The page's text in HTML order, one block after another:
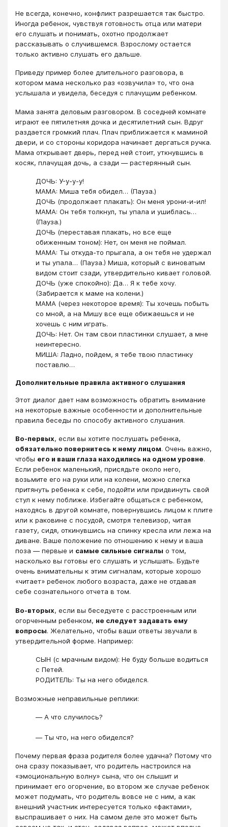
Не всегда, конечно, конфликт разрешается так быстро.
Иногда ребенок, чувствуя готовность отца или матери
его слушать и понимать, охотно продолжает
рассказывать о случившемся. Взрослому остается
только активно слушать его дальше.
Приведу пример более длительного разговора, в
котором мама несколько раз «озвучила» то, что она
услышала и увидела, беседуя с плачущим ребенком.
Мама занята деловым разговором. В соседней комнате
играют ее пятилетняя дочка и десятилетний сын. Вдруг
раздается громкий плач. Плач приближается к маминой
двери, и со стороны коридора начинает дергаться ручка.
Мама открывает дверь, перед ней стоит, уткнувшись в
косяк, плачущая дочь, а сзади ― растерянный сын.
ДОЧЬ: У-y-y-y!
МАМА: Миша тебя обидел… (Пауза.)
ДОЧЬ (продолжает плакать): Он меня урони-и-ил!
МАМА: Он тебя толкнул, ты упала и ушиблась…
(Пауза.)
ДОЧЬ (переставая плакать, но все еще
обиженным тоном): Нет, он меня не поймал.
МАМА: Ты откуда-то прыгала, а он тебя не удержал
и ты упала… (Пауза.) Миша, который с виноватым
видом стоит сзади, утвердительно кивает головой.
ДОЧЬ (уже спокойно): Да… Я к тебе хочу.
(Забирается к маме на колени.)
МАМА (через некоторое время): Ты хочешь побыть
со мной, а на Мишу все еще обижаешься и не
хочешь с ним играть.
ДОЧЬ: Нет. Он там свои пластинки слушает, а мне
неинтересно.
МИША: Ладно, пойдем, я тебе твою пластинку
поставлю…
Дополнительные правила активного слушания
Этот диалог дает нам возможность обратить внимание
на некоторые важные особенности и дополнительные
правила беседы по способу активного слушания.
Во-первых, если вы хотите послушать ребенка,
обязательно повернитесь к нему лицом. Очень важно,
чтобы его и ваши глаза находились на одном уровне.
Если ребенок маленький, присядьте около него,
возьмите его на руки или на колени, можно слегка
притянуть ребенка к себе, подойти или придвинуть свой
стул к нему поближе. Избегайте общаться с ребенком,
находясь в другой комнате, повернувшись лицом к плите
или к раковине с посудой, смотря телевизор, читая
газету, сидя, откинувшись на спинку кресла или лежа на
диване. Ваше положение по отношению к нему и ваша
поза ― первые и самые сильные сигналы о том,
насколько вы готовы его слушать и услышать. Будьте
очень внимательны к этим сигналам, которые хорошо
«читает» ребенок любого возраста, даже не отдавая
себе сознательного отчета в том.
Во-вторых, если вы беседуете с расстроенным или
огорченным ребенком, не следует задавать ему
вопросы. Желательно, чтобы ваши ответы звучали в
утвердительной форме. Например:
СЫН (с мрачным видом): Не буду больше водиться
с Петей.
РОДИТЕЛЬ: Ты на него обиделся.
Возможные неправильные реплики:
― А что случилось?
― Ты что, на него обиделся?
Почему первая фраза родителя более удачна? Потому что
она сразу показывает, что родитель настроился на
«эмоциональную волну» сына, что он слышит и
принимает его огорчение, во втором же случае ребенок
может подумать, что родитель вовсе не с ним, а как
внешний участник интересуется только «фактами»,
выспрашивает о них. На самом деле это может быть